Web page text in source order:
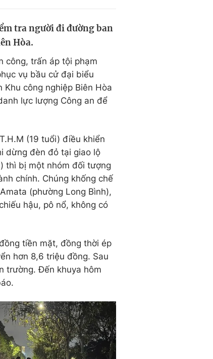
Thị trường
tra người đi đường ban
Hòa.
công, trấn áp tội phạm
vụ bầu cử đại biểu
công nghiệp Biên Hòa
lực lượng Công an để
(19 tuổi) điều khiển
dừng đèn đỏ tại giao lộ
thì bị một nhóm đối tượng
chính. Chúng khống chế
(phường Long Bình),
hậu, pô nổ, không có
tiền mặt, đồng thời ép
hơn 8,6 triệu đồng. Sau
trường. Đến khuya hôm